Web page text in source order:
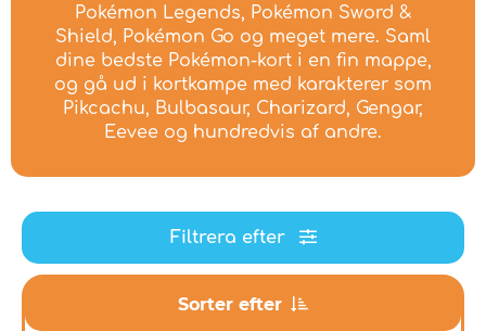
Pokémon Legends, Pokémon Sword &
Shield, Pokémon Go og meget mere. Saml
dine bedste Pokémon-kort i en fin mappe,
og gå ud i kortkampe med karakterer som
Pikcachu, Bulbasaur, Charizard, Gengar,
Eevee og hundredvis af andre.
Filtrera efter
Sorter efter